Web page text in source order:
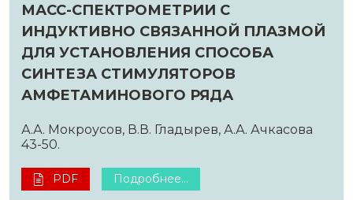
МАСС-СПЕКТРОМЕТРИИ С
ИНДУКТИВНО СВЯЗАННОЙ ПЛАЗМОЙ
ДЛЯ УСТАНОВЛЕНИЯ СПОСОБА
СИНТЕЗА СТИМУЛЯТОРОВ
АМФЕТАМИНОВОГО РЯДА
А.А. Мокроусов, В.В. Гладырев, А.А. Ачкасова
43-50.
PDF Подробнее...